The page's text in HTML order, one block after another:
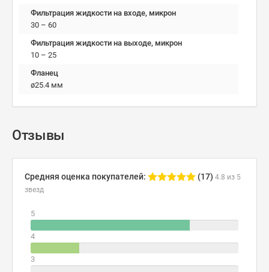
Фильтрация жидкости на входе, микрон
30 – 60
Фильтрация жидкости на выходе, микрон
10 – 25
Фланец
ø25.4 мм
Отзывы
Средняя оценка покупателей: (17) 4.8 из 5
звезд
5
4
3